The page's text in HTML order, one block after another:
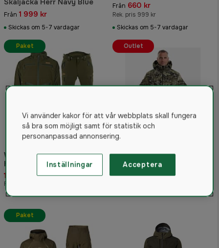
Skaljacka Herr Navy Blue
Från 1 999 kr
Skickas om 5-7 vardagar
Från 660 kr
Rek. pris 999 kr
Skickas om 5-7 vardagar
Woodline Jaktställ Stone
herr
1 795 kr
Rek. pris 2 195 kr
Paket
Deerhunter Excape
vinterjacka Herr REALTREE
EXCAPE™
5.0(2)
Outlet
Paket
Vi använder kakor för att vår webbplats skall fungera
så bra som möjligt samt för statistik och
personanpassad annonsering.
Inställningar Acceptera